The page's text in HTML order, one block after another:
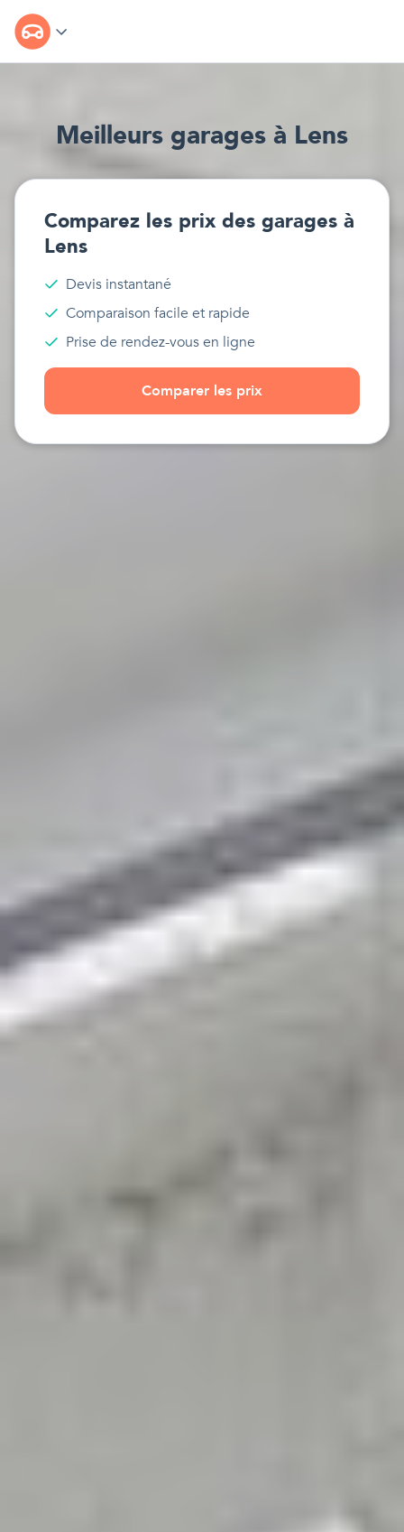
Meilleurs garages à Lens
Comparez les prix des garages à
Lens
Devis instantané
Comparaison facile et rapide
Prise de rendez-vous en ligne
Comparer les prix